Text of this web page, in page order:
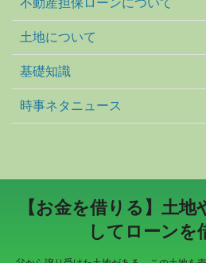
土地について
基礎知識
時事ネタニュース
【お金を借りる】土
してローンを